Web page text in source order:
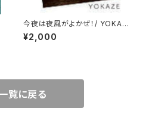
今夜は夜風がよかぜ！/ YOKAZ
E
¥2,000
覧に戻る